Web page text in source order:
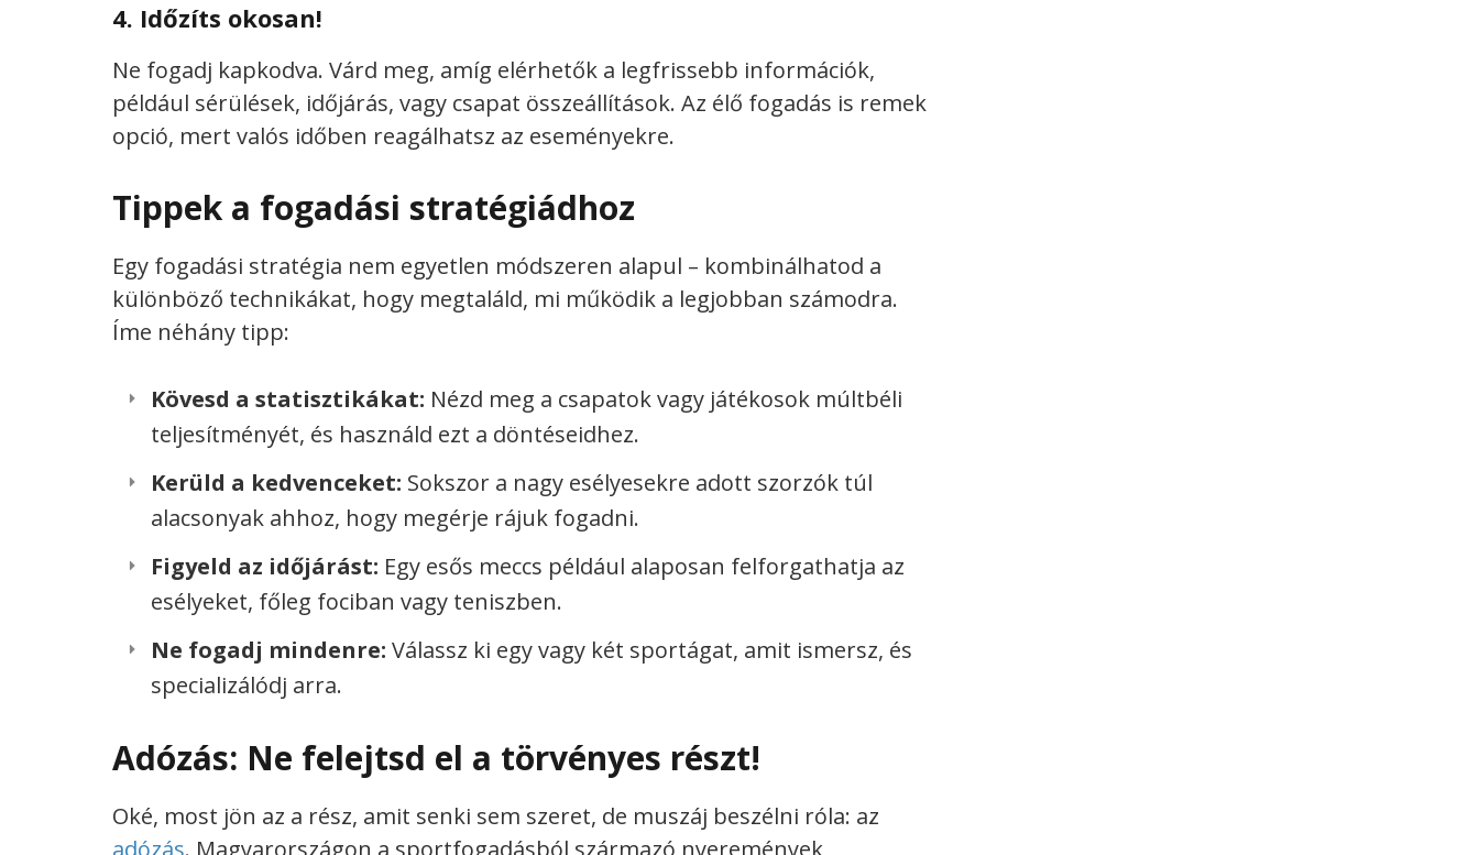
4. Időzíts okosan!
Ne fogadj kapkodva. Várd meg, amíg elérhetők a legfrissebb információk,
például sérülések, időjárás, vagy csapat összeállítások. Az élő fogadás is remek
opció, mert valós időben reagálhatsz az eseményekre.
Tippek a fogadási stratégiádhoz
Egy fogadási stratégia nem egyetlen módszeren alapul – kombinálhatod a
különböző technikákat, hogy megtaláld, mi működik a legjobban számodra.
Íme néhány tipp:
Kövesd a statisztikákat: Nézd meg a csapatok vagy játékosok múltbéli
teljesítményét, és használd ezt a döntéseidhez.
Kerüld a kedvenceket: Sokszor a nagy esélyesekre adott szorzók túl
alacsonyak ahhoz, hogy megérje rájuk fogadni.
Figyeld az időjárást: Egy esős meccs például alaposan felforgathatja az
esélyeket, főleg fociban vagy teniszben.
Ne fogadj mindenre: Válassz ki egy vagy két sportágat, amit ismersz, és
specializálódj arra.
Adózás: Ne felejtsd el a törvényes részt!
Oké, most jön az a rész, amit senki sem szeret, de muszáj beszélni róla: az
adózás. Magyarországon a sportfogadásból származó nyeremények